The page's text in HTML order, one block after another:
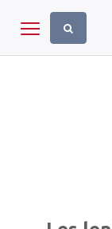
Toggle
Panneau de